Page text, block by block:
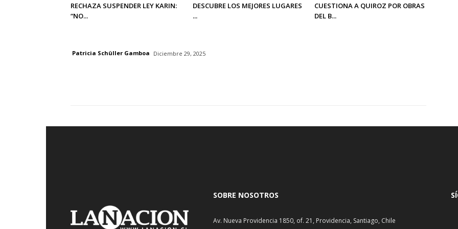
RECHAZA SUSPENDER LEY KARIN:
“NO...
DESCUBRE LOS MEJORES LUGARES
...
CUESTIONA A QUIROZ POR OBRAS
DEL B...
Patricia Schüller Gamboa Diciembre 29, 2025
SOBRE NOSOTROS
Av. Nueva Providencia 1850, of. 21, Providencia, Santiago, Chile